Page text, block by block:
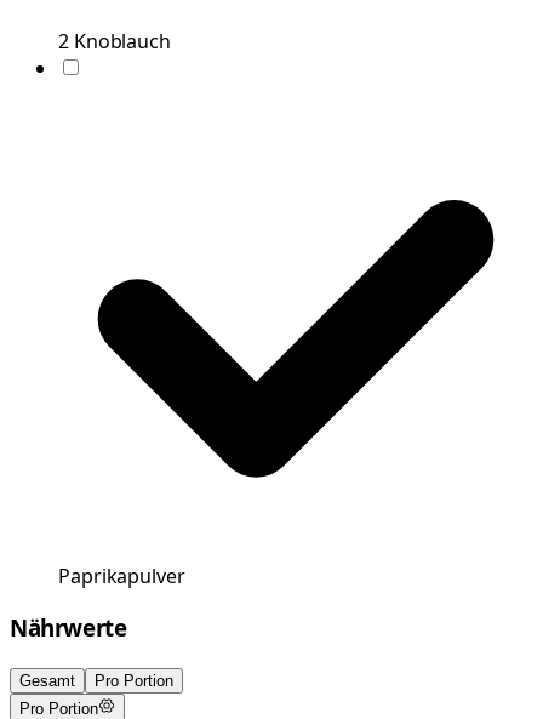
2 Knoblauch
Paprikapulver
Nährwerte
Gesamt
Pro Portion
Pro Portion